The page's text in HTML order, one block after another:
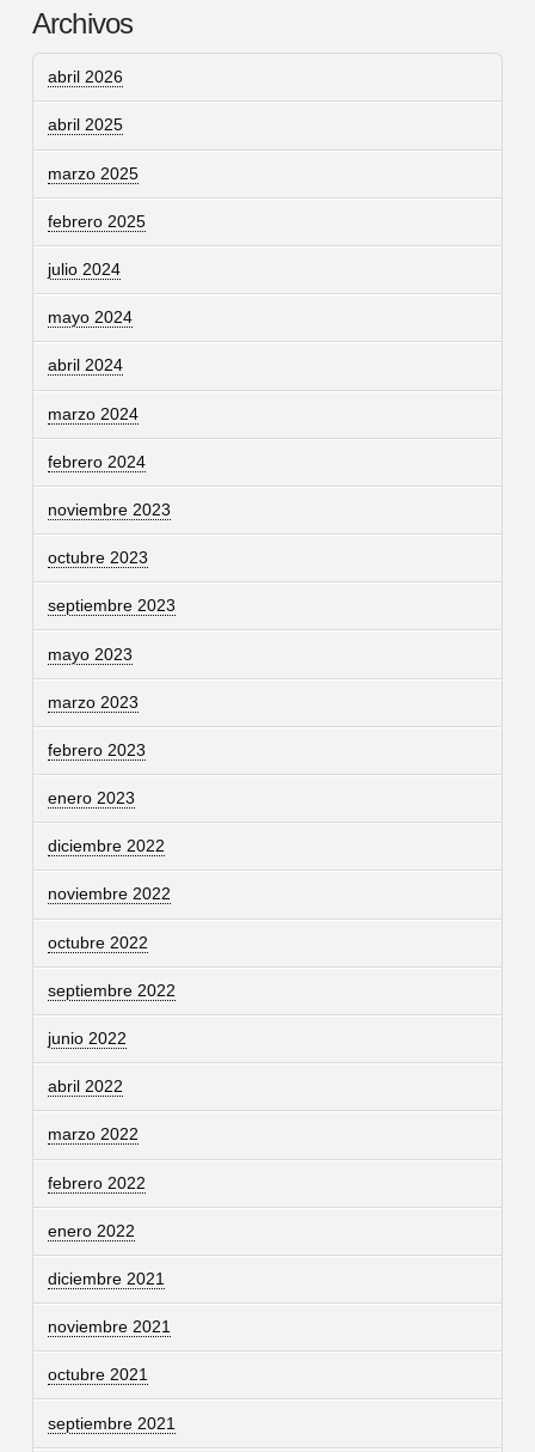
Archivos
abril 2026
abril 2025
marzo 2025
febrero 2025
julio 2024
mayo 2024
abril 2024
marzo 2024
febrero 2024
noviembre 2023
octubre 2023
septiembre 2023
mayo 2023
marzo 2023
febrero 2023
enero 2023
diciembre 2022
noviembre 2022
octubre 2022
septiembre 2022
junio 2022
abril 2022
marzo 2022
febrero 2022
enero 2022
diciembre 2021
noviembre 2021
octubre 2021
septiembre 2021